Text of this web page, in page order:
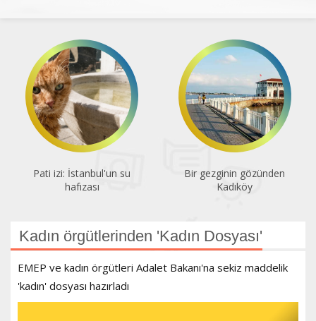
Pati izi: İstanbul'un su
hafızası
Bir gezginin gözünden
Kadıköy
Kadın örgütlerinden 'Kadın Dosyası'
EMEP ve kadın örgütleri Adalet Bakanı'na sekiz maddelik
'kadın' dosyası hazırladı